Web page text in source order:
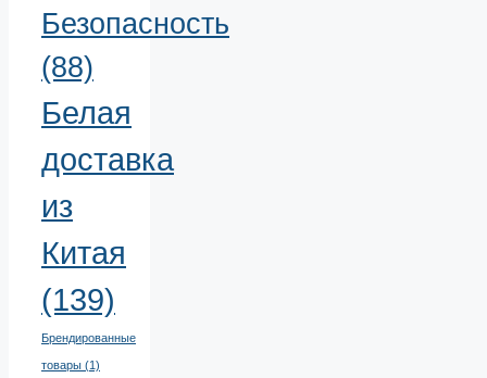
Безопасность
(88)
Белая
доставка
из
Китая
(139)
Брендированные
товары (1)